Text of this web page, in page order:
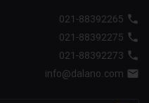



